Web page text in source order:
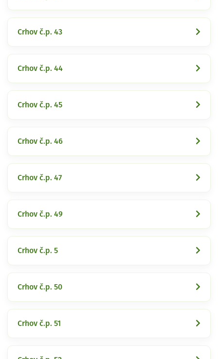
Crhov č.p. 43
Crhov č.p. 44
Crhov č.p. 45
Crhov č.p. 46
Crhov č.p. 47
Crhov č.p. 49
Crhov č.p. 5
Crhov č.p. 50
Crhov č.p. 51